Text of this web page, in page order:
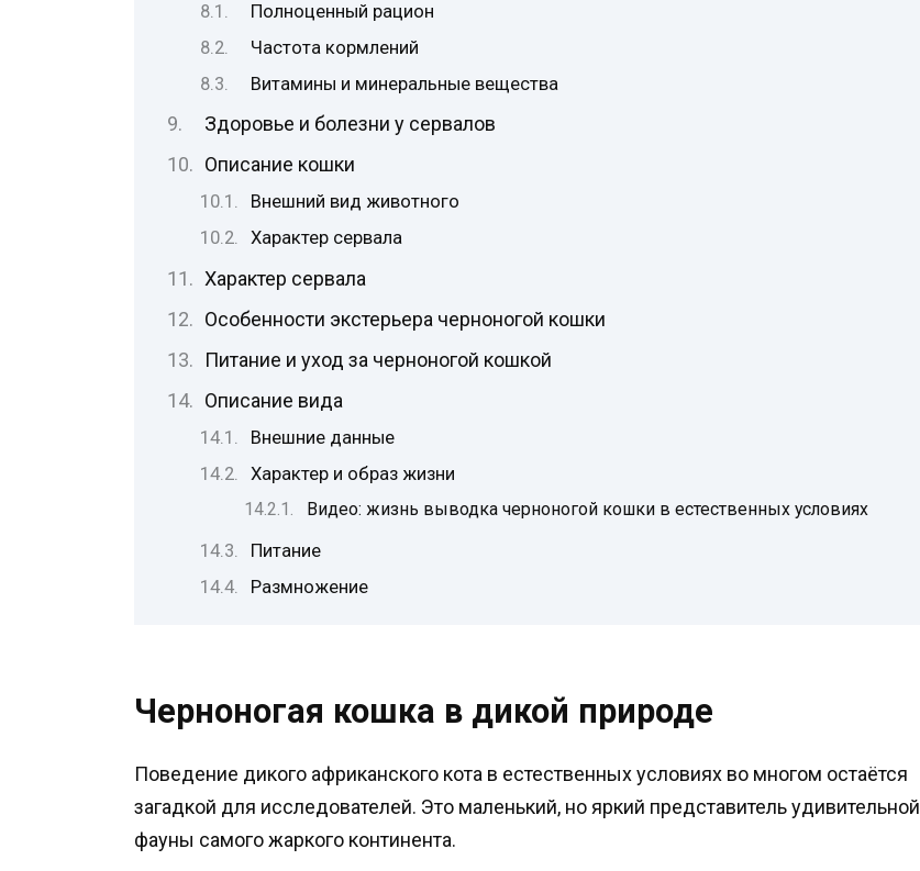
Полноценный рацион
Частота кормлений
Витамины и минеральные вещества
Здоровье и болезни у сервалов
Описание кошки
Внешний вид животного
Характер сервала
Характер сервала
Особенности экстерьера черноногой кошки
Питание и уход за черноногой кошкой
Описание вида
Внешние данные
Характер и образ жизни
Видео: жизнь выводка черноногой кошки в естественных условиях
Питание
Размножение
Черноногая кошка в дикой природе
Поведение дикого африканского кота в естественных условиях во многом остаётся
загадкой для исследователей. Это маленький, но яркий представитель удивительной
фауны самого жаркого континента.